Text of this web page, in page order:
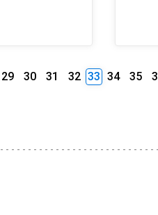
29 30 31 32 33 34 35